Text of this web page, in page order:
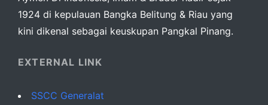
1924 di kepulauan Bangka Belitung & Riau yang
kini dikenal sebagai keuskupan Pangkal Pinang.
EXTERNAL LINK
SSCC Generalat